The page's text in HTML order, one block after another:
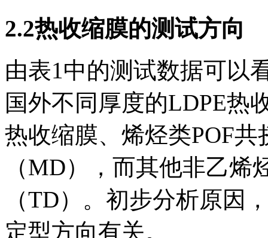
2.2热收缩膜的测试方向
由表1中的测试数据可以
国外不同厚度的LDPE热
热收缩膜、烯烃类POF
（MD），而其他非乙
（TD）。初步分析原因
定型方向有关。